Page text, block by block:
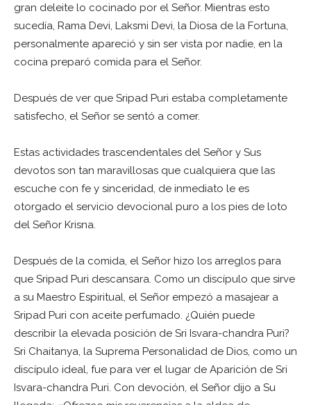
gran deleite lo cocinado por el Señor. Mientras esto
sucedía, Rama Devi, Laksmi Devi, la Diosa de la Fortuna,
personalmente apareció y sin ser vista por nadie, en la
cocina preparó comida para el Señor.
Después de ver que Sripad Puri estaba completamente
satisfecho, el Señor se sentó a comer.
Estas actividades trascendentales del Señor y Sus
devotos son tan maravillosas que cualquiera que las
escuche con fe y sinceridad, de inmediato le es
otorgado el servicio devocional puro a los pies de loto
del Señor Krisna.
Después de la comida, el Señor hizo los arreglos para
que Sripad Puri descansara. Como un discípulo que sirve
a su Maestro Espiritual, el Señor empezó a masajear a
Sripad Puri con aceite perfumado. ¿Quién puede
describir la elevada posición de Sri Isvara-chandra Puri?
Sri Chaitanya, la Suprema Personalidad de Dios, como un
discípulo ideal, fue para ver el lugar de Aparición de Sri
Isvara-chandra Puri. Con devoción, el Señor dijo a Su